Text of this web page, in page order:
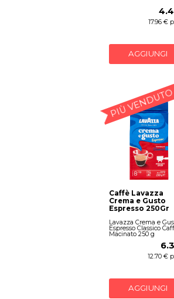
17.96 €
AGGIUNGI
PIÙ VENDUTO
Caffè Lavazza
Crema e Gusto
Espresso 250Gr
Lavazza Crema e
Espresso Classico
Macinato 250 g
12.70 €
AGGIUNGI